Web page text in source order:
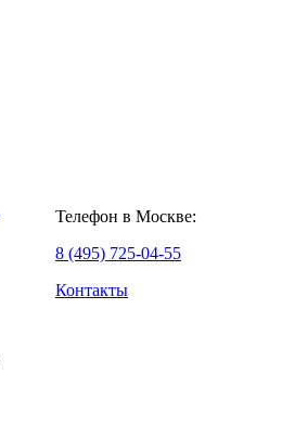
Телефон в Москве:
8 (495) 725-04-55
Контакты